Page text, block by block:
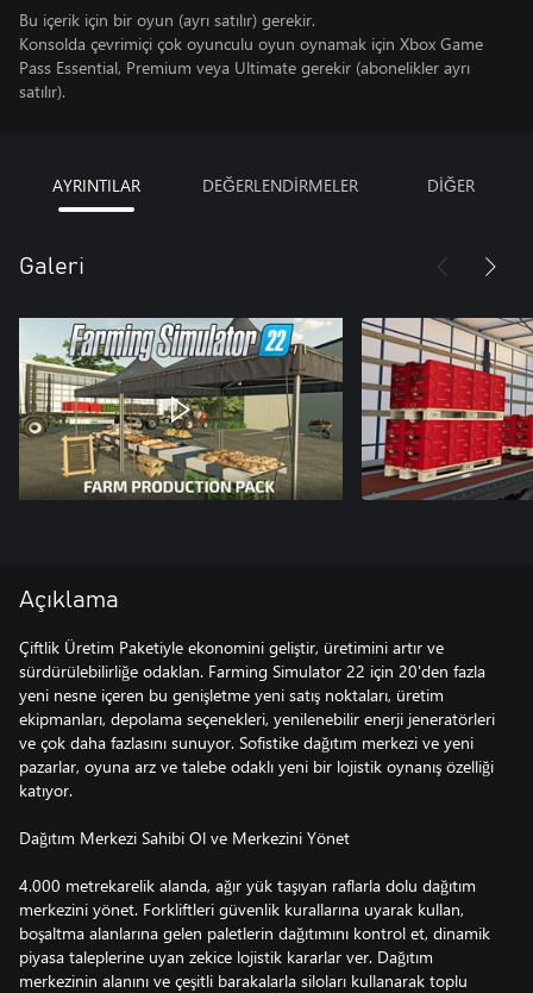
Bu içerik için bir oyun (ayrı satılır) gerekir.
Konsolda çevrimiçi çok oyunculu oyun oynamak için Xbox Game
Pass Essential, Premium veya Ultimate gerekir (abonelikler ayrı
satılır).
AYRINTILAR DEĞERLENDİRMELER DİĞER
Galeri
Açıklama
Çiftlik Üretim Paketiyle ekonomini geliştir, üretimini artır ve
sürdürülebilirliğe odaklan. Farming Simulator 22 için 20'den fazla
yeni nesne içeren bu genişletme yeni satış noktaları, üretim
ekipmanları, depolama seçenekleri, yenilenebilir enerji jeneratörleri
ve çok daha fazlasını sunuyor. Sofistike dağıtım merkezi ve yeni
pazarlar, oyuna arz ve talebe odaklı yeni bir lojistik oynanış özelliği
katıyor.
Dağıtım Merkezi Sahibi Ol ve Merkezini Yönet
4.000 metrekarelik alanda, ağır yük taşıyan raflarla dolu dağıtım
merkezini yönet. Forkliftleri güvenlik kurallarına uyarak kullan,
boşaltma alanlarına gelen paletlerin dağıtımını kontrol et, dinamik
piyasa taleplerine uyan zekice lojistik kararlar ver. Dağıtım
merkezinin alanını ve çeşitli barakalarla siloları kullanarak toplu